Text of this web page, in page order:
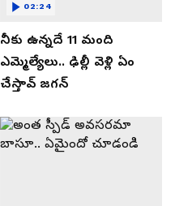
నీకు ఉన్నదే 11 మంది
ఎమ్మెల్యేలు.. ఢిల్లీ వెళ్లి ఏం
చేస్తావ్ జగన్
02:24